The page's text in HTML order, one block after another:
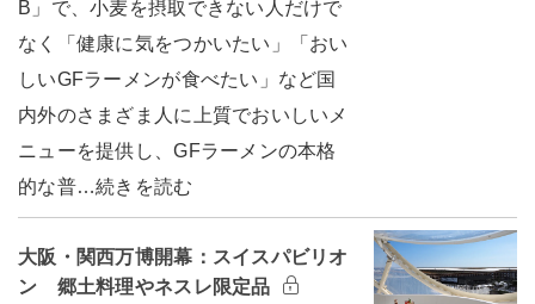
B」で、小麦を摂取できない人だけで
なく「健康に気をつかいたい」「おい
しいGFラーメンが食べたい」など国
内外のさまざま人に上質でおいしいメ
ニューを提供し、GFラーメンの本格
的な普…続きを読む
大阪・関西万博開幕：スイスパビリオ
ン 郷土料理やネスレ限定品